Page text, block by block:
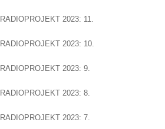
RADIOPROJEKT 2023: 11.
RADIOPROJEKT 2023: 10.
RADIOPROJEKT 2023: 9.
RADIOPROJEKT 2023: 8.
RADIOPROJEKT 2023: 7.